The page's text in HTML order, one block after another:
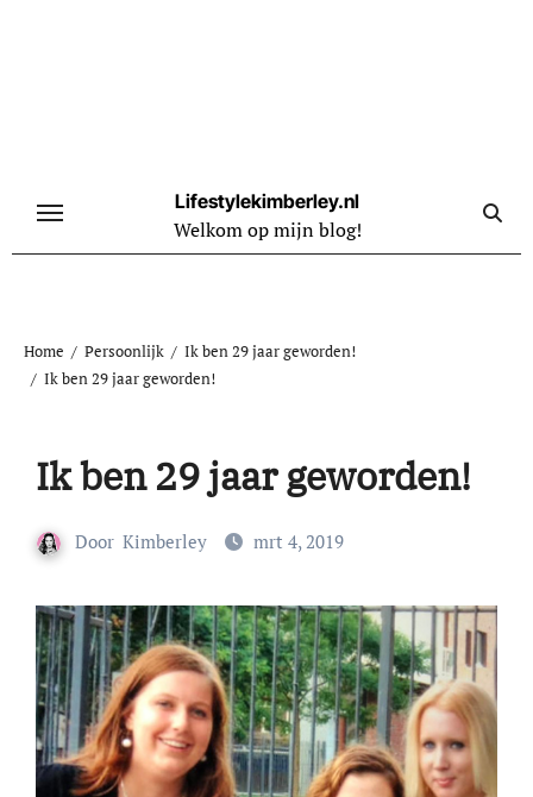
Lifestylekimberley.nl
Welkom op mijn blog!
Home Persoonlijk
Ik ben 29 jaar geworden!
Ik ben 29 jaar geworden!
Ik ben 29 jaar geworden!
Door Kimberley mrt 4, 2019